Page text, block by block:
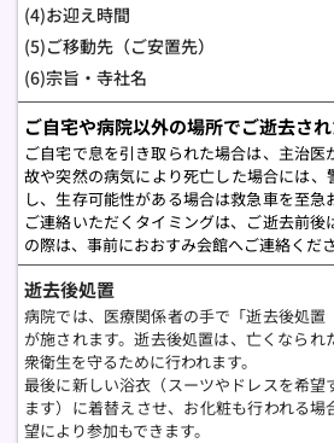
(4)お迎え時間
(5)ご移動先（ご安置先）
(6)宗旨・寺社名
ご自宅や病院以外の場所でご逝去さ
ご自宅で息を引き取られた場合は、主治
故や突然の病気により死亡した場合には、
し、生存可能性がある場合は救急車を至
ご連絡いただくタイミングは、ご逝去前
の際は、事前におおすみ会館へご連絡くださ
逝去後処置
病院では、医療関係者の手で「逝去後処置
が施されます。逝去後処置は、亡くなら
衆衛生を守るために行われます。
最後に新しい浴衣（スーツやドレスを希望
ます）に着替えさせ、お化粧も行われる
望により参加もできます。